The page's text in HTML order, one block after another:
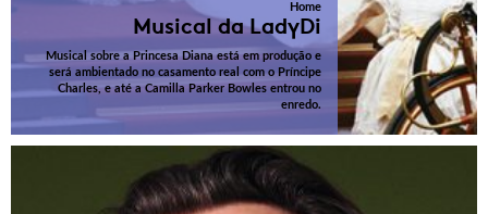
Home
Musical da LadyDi
Musical sobre a Princesa Diana está em produção e
será ambientado no casamento real com o Príncipe
Charles, e até a Camilla Parker Bowles entrou no
enredo.